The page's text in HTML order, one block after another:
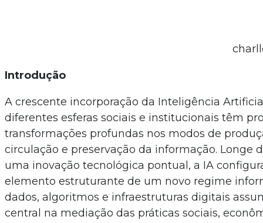
Introdução
A crescente incorporação da Inteligência
diferentes esferas sociais e institucionais têm
transformações profundas nos modos de
circulação e preservação da informação. Longe
uma inovação tecnológica pontual, a IA
elemento estruturante de um novo regime
dados, algoritmos e infraestruturas digitais
central na mediação das práticas sociais,